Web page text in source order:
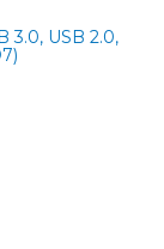
3.0, USB 2.0,